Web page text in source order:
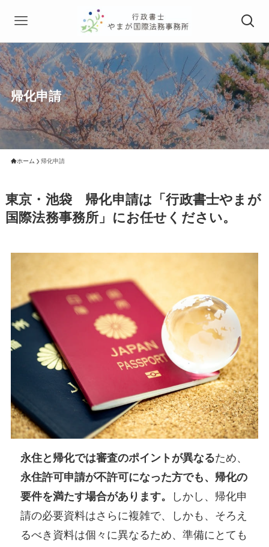
帰化申請
ホーム 帰化申請
東京・池袋 帰化申請は「行政書士やまが
国際法務事務所」にお任せください。
永住と帰化では審査のポイントが異なるため、
永住許可申請が不許可になった方でも、帰化の
要件を満たす場合があります。
しかし、帰化申
請の必要資料はさらに複雑で、しかも、そろえ
るべき資料は個々に異なるため、準備にとても